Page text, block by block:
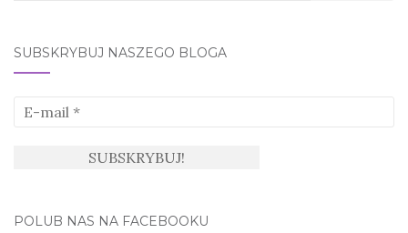
SUBSKRYBUJ NASZEGO BLOGA
POLUB NAS NA FACEBOOKU